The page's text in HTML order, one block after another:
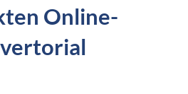
Online-